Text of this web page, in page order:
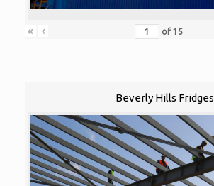
« ‹ of 15
Beverly Hills Fridges